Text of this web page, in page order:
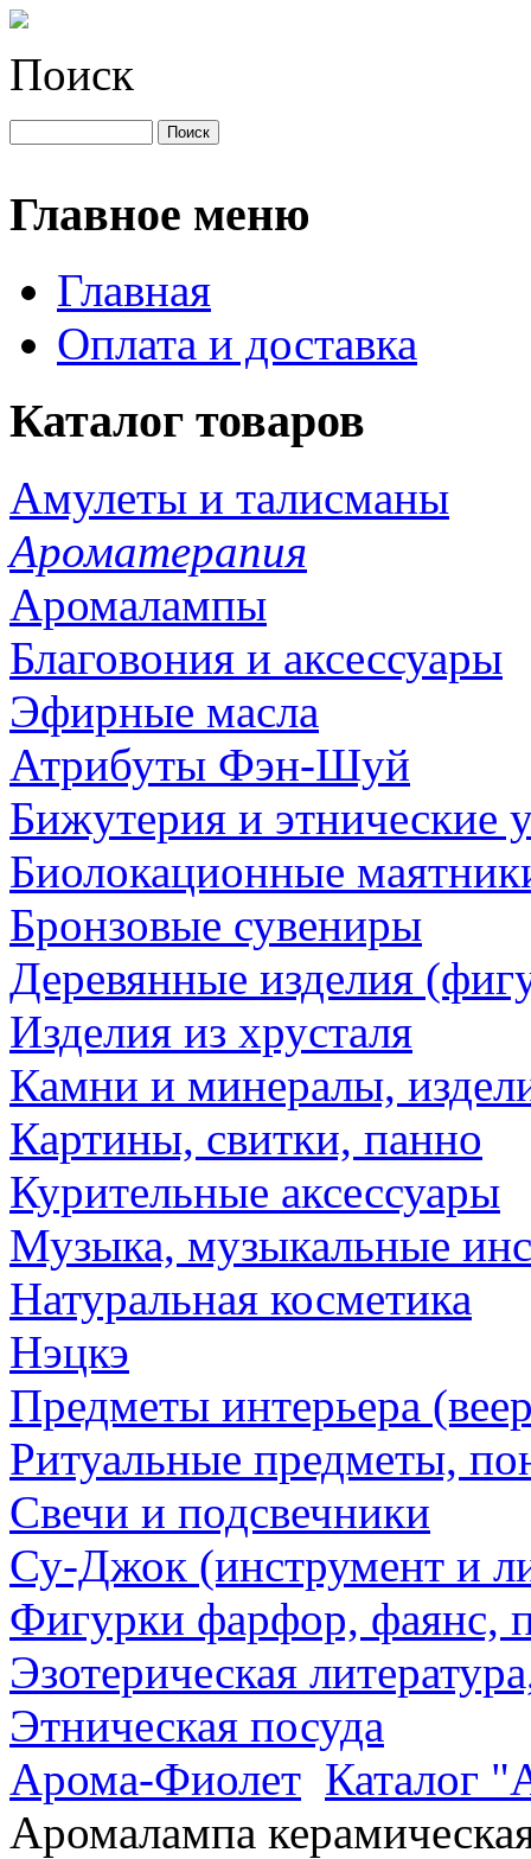
Поиск
Главное меню
Главная
Оплата и доставка
Каталог товаров
Амулеты и талисманы
Ароматерапия
Аромалампы
Благовония и аксессуары
Эфирные масла
Атрибуты Фэн-Шуй
Бижутерия и этнические
Биолокационные
Бронзовые сувениры
Деревянные изделия
Изделия из хрусталя
Камни и минералы,
Картины, свитки, панно
Курительные аксессуары
Музыка, музыкальные
Натуральная косметика
Нэцкэ
Предметы интерьера
Ритуальные предметы,
Свечи и подсвечники
Су-Джок (инструмент и
Фигурки фарфор, фаянс,
Эзотерическая
Этническая посуда
Арома-Фиолет Каталог
Аромалампа